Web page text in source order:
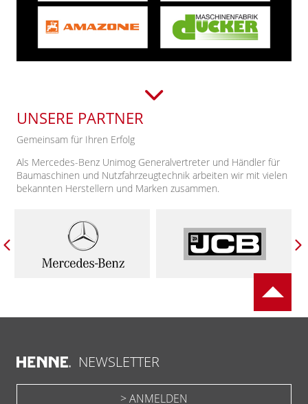
UNSERE PARTNER
Gemeinsam für Ihren Erfolg
Als Mercedes-Benz Unimog Generalvertreter und Händler für
Baumaschinen und Nutzfahrzeugtechnik arbeiten wir mit vielen
bekannten Herstellern und Marken zusammen.
NEWSLETTER